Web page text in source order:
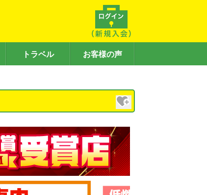
トラベル お客様の声